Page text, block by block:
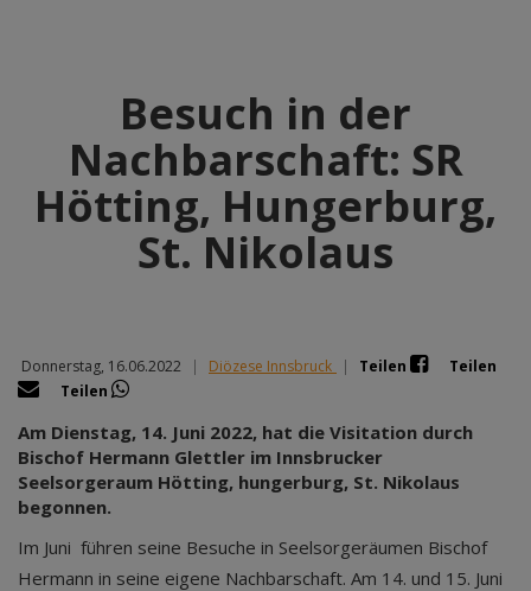
Besuch in der
Nachbarschaft: SR
Hötting, Hungerburg,
St. Nikolaus
Donnerstag, 16.06.2022 | Diözese Innsbruck | Teilen
Teilen
Teilen
Am Dienstag, 14. Juni 2022, hat die Visitation durch
Bischof Hermann Glettler im Innsbrucker
Seelsorgeraum Hötting, hungerburg, St. Nikolaus
begonnen.
Im Juni führen seine Besuche in Seelsorgeräumen Bischof
Hermann in seine eigene Nachbarschaft. Am 14. und 15. Juni